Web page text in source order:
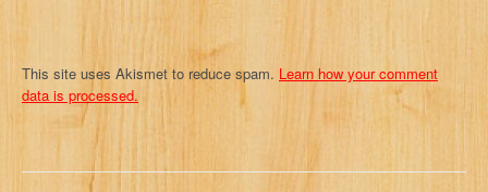
This site uses Akismet to reduce spam. Learn how your comment
data is processed.